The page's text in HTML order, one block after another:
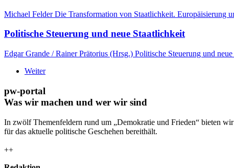
Michael Felder Die Transformation von Staatlichkeit. Europäisierung
Politische Steuerung und neue Staatlichkeit
Edgar Grande / Rainer Prätorius (Hrsg.) Politische Steuerung und
Weiter
pw-portal
Was wir machen und wer wir sind
In zwölf Themenfeldern rund um „Demokratie und Frieden“ bieten
für das aktuelle politische Geschehen bereithält.
++